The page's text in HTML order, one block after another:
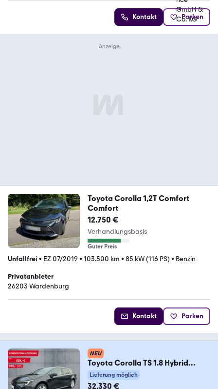
Kontakt Parken
Toyota Corolla 1,2T Comfort
Comfort
12.750 €
Verhandlungsbasis
Guter Preis
Unfallfrei • EZ 07/2019 • 103.500 km • 85 kW (116 PS) • Benzin
Privatanbieter
26203 Wardenburg
Kontakt Parken
NEU
Toyota Corolla TS 1.8 Hybrid
TEAM D Bi-LED+NAV+SHZ+RFK
Lieferung möglich
32.330 €